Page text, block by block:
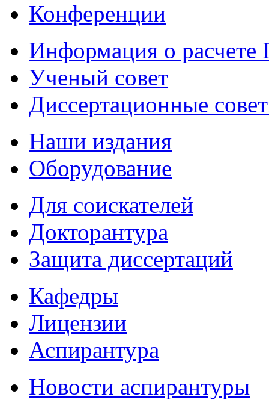
Конференции
Информация о
Ученый совет
Диссертационные
Наши издания
Оборудование
Для соискателей
Докторантура
Защита диссертаций
Кафедры
Лицензии
Аспирантура
Новости аспирантуры